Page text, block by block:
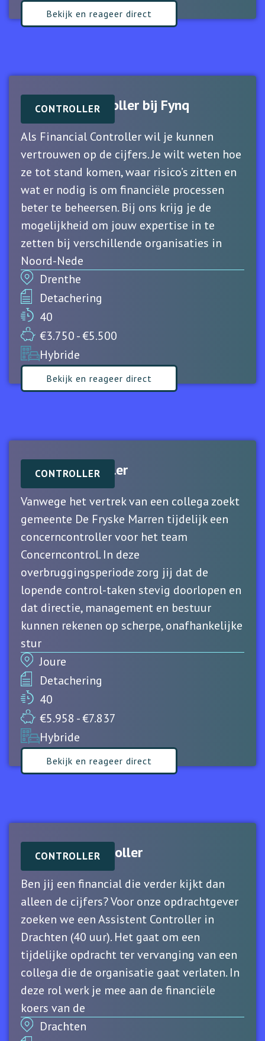
Bekijk en reageer direct
CONTROLLER
Financial Controller bij Fynq
Als Financial Controller wil je kunnen
vertrouwen op de cijfers. Je wilt weten hoe
ze tot stand komen, waar risico’s zitten en
wat er nodig is om financiële processen
beter te beheersen. Bij ons krijg je de
mogelijkheid om jouw expertise in te
zetten bij verschillende organisaties in
Noord-Nede
Drenthe
Detachering
40
€3.750 - €5.500
Hybride
Bekijk en reageer direct
CONTROLLER
Concerncontroller
Vanwege het vertrek van een collega zoekt
gemeente De Fryske Marren tijdelijk een
concerncontroller voor het team
Concerncontrol. In deze
overbruggingsperiode zorg jij dat de
lopende control-taken stevig doorlopen en
dat directie, management en bestuur
kunnen rekenen op scherpe, onafhankelijke
stur
Joure
Detachering
40
€5.958 - €7.837
Hybride
Bekijk en reageer direct
CONTROLLER
Assistent Controller
Ben jij een financial die verder kijkt dan
alleen de cijfers? Voor onze opdrachtgever
zoeken we een Assistent Controller in
Drachten (40 uur). Het gaat om een
tijdelijke opdracht ter vervanging van een
collega die de organisatie gaat verlaten. In
deze rol werk je mee aan de financiële
koers van de
Drachten